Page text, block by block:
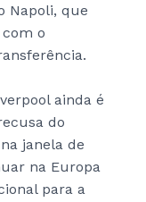
Napoli, que
o
ainda é
do
janela de
na Europa
para a